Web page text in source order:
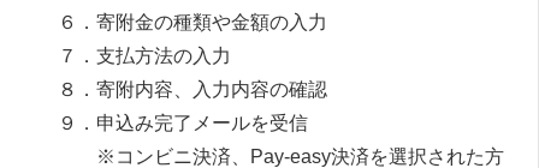
６．寄附金の種類や金額の入力
７．支払方法の入力
８．寄附内容、入力内容の確認
９．申込み完了メールを受信
※コンビニ決済、Pay-easy決済を選択された方